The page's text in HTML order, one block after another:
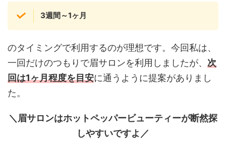
3週間～1ヶ月
のタイミングで利用するのが理想です。今回私は、
一回だけのつもりで眉サロンを利用しましたが、 次
回は1ヶ月程度を目安に通うように提案がありまし
た。
＼眉サロンはホットペッパービューティーが断然探
しやすいですよ／